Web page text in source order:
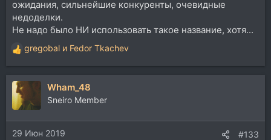
ожидания, сильнейшие конкуренты, очевидные
недоделки.
Не надо было НИ использовать такое название, хотя...
Р
е
а
к
ц
и
и
:
gregobal и Fedor Tkachev
Wham_48
Sneiro Member
29 Июн 2019 #133